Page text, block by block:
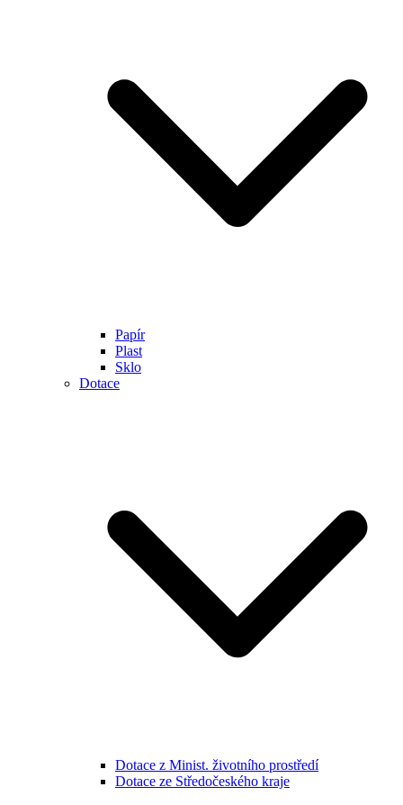
Papír
Plast
Sklo
Dotace
Dotace z Minist. životního prostředí
Dotace ze Středočeského kraje